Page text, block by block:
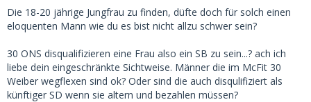
liegen.
Ein "SB" das vorher wahllos 30 ONS hatte, ist für mich kein
SB.
Das ist eine Sexdienstleisterin, kein SB. Punkt, fertig aus.
Die 18-20 jährige Jungfrau zu finden, düfte doch für solch einen
eloquenten Mann wie du es bist nicht allzu schwer sein?
30 ONS disqualifizieren eine Frau also ein SB zu sein...? ach ich
liebe dein eingeschränkte Sichtweise. Männer die im McFit 30
Weiber wegflexen sind ok? Oder sind die auch disqulifiziert als
künftiger SD wenn sie altern und bezahlen müssen?